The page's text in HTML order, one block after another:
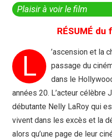
Plaisir à voir le film
RÉSUMÉ
L
’ascension et la
passage du
dans le
années 20. L’acteur célèbre
débutante Nelly LaRoy qui
vivent dans les excès et la
alors qu’une page de leur